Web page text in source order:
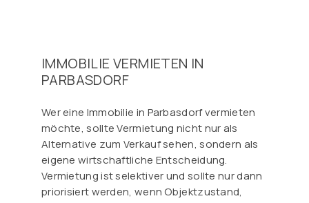
IMMOBILIE VERMIETEN IN
PARBASDORF
Wer eine Immobilie in Parbasdorf vermieten
möchte, sollte Vermietung nicht nur als
Alternative zum Verkauf sehen, sondern als
eigene wirtschaftliche Entscheidung.
Vermietung ist selektiver und sollte nur dann
priorisiert werden, wenn Objektzustand,